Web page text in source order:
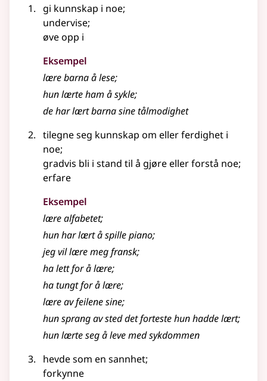
gi kunnskap i noe;
undervise;
øve opp i
Eksempel
lærebarna å lese;
hun lærte ham å sykle;
de har lært barna sine tålmodighet
tilegne seg kunnskap om eller ferdighet i
noe;
gradvis bli i stand til å gjøre eller forstå noe;
erfare
Eksempel
lærealfabetet;
hun harlærtå spille piano;
jeg villæremeg fransk;
ha lett for ålære;
ha tungt for ålære;
læreav feilene sine;
hun sprang av sted det forteste hun hadde lært;
hunlærteseg å leve med sykdommen
hevde som en sannhet;
forkynne